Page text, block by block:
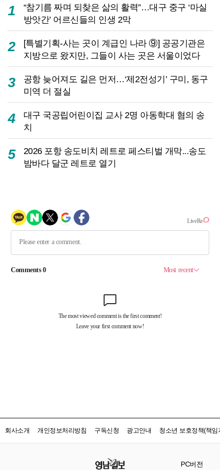
1
“참기름 짜며 되찾은 삶의 활력”…대구 중구 ‘마실
방앗간’ 어르신들의 인생 2막
2
[특별기획-사는 곳이 계급인 나라 ⑨] 공공기관은
지방으로 왔지만, 그들이 사는 곳은 서울이었다
3
공항 늦어져도 길은 먼저…‘제2전성기’ 구미, 동구
미역 더 절실
4
대구 국공립어린이집 교사 2명 아동학대 혐의 송
치
5
2026 포항 송도비치 레트로 페스티벌 개막...송도
밤바다 달군 레트로 열기
회사소개 개인정보처리방침 구독신청 광고안내 청소년 보호정책(책임
PC버전